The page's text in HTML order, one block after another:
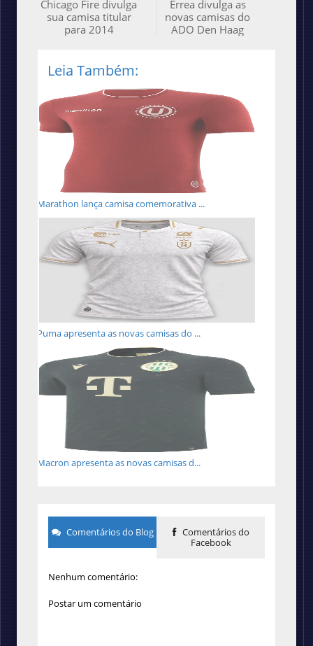
Errea divulga as
novas camisas do
ADO Den Haag
Chicago Fire divulga
sua camisa titular
para 2014
Leia Também:
Marathon lança camisa comemorativa ...
Puma apresenta as novas camisas do ...
Macron apresenta as novas camisas d...
Comentários do Blog
Comentários do
Facebook
Nenhum comentário:
Postar um comentário